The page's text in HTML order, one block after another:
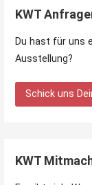
KWT
Du hast für uns
Ausstellung?
Schick uns
KWT